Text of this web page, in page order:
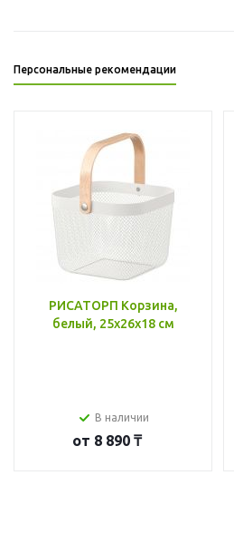
Персональные рекомендации
РИСАТОРП Корзина,
белый, 25x26x18 см
В наличии
от 8 890 ₸